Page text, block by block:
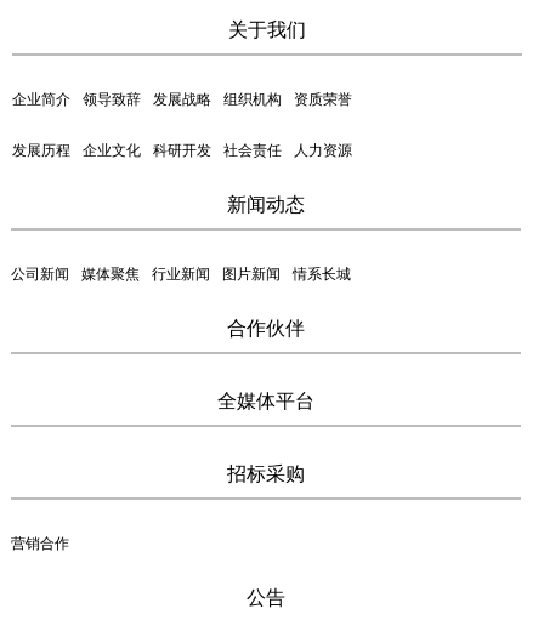
关于我们
企业简介 领导致辞 发展战略 组织机构 资质荣誉
发展历程 企业文化 科研开发 社会责任 人力资源
新闻动态
公司新闻 媒体聚焦 行业新闻 图片新闻 情系长城
合作伙伴
全媒体平台
招标采购
营销合作
公告